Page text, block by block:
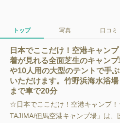
トップ 写真 口コミ
日本でここだけ！空港キャン
着が見れる全面芝生のキャン
や10人用の大型のテントで手
いただけます。竹野浜海水浴
まで車で20分
☆日本でここだけ！空港キャンプ
TAJIMA/但馬空港キャンプ場」は